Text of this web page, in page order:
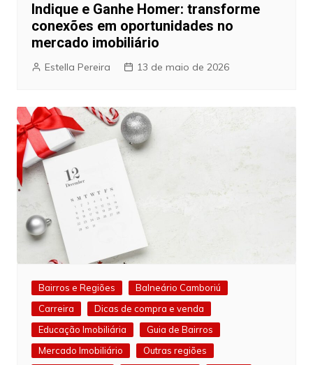
Indique e Ganhe Homer: transforme
conexões em oportunidades no
mercado imobiliário
Estella Pereira 13 de maio de 2026
Bairros e Regiões
Balneário Camboriú
Carreira
Dicas de compra e venda
Educação Imobiliária
Guia de Bairros
Mercado Imobiliário
Outras regiões